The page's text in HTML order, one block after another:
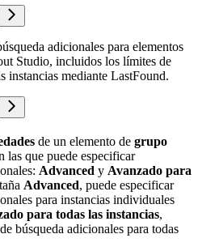
adicionales para elementos
Studio, incluidos los límites de
instancias mediante LastFound.
de un elemento de grupo
las que puede especificar
Advanced y Avanzado para
Advanced, puede especificar
para instancias individuales
para todas las instancias,
búsqueda adicionales para todas